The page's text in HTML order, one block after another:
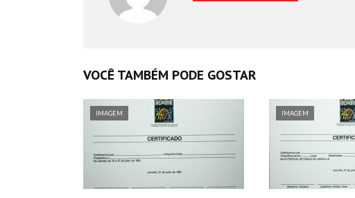
VOCÊ TAMBÉM PODE GOSTAR
IMAGEM IMAGEM